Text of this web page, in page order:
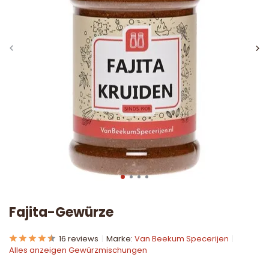
Fajita-Gewürze
16 reviews Marke: Van Beekum Specerijen
Alles anzeigen Gewürzmischungen